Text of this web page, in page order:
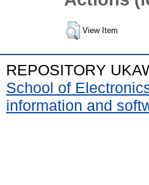
View Item
REPOSITORY
School of
information and